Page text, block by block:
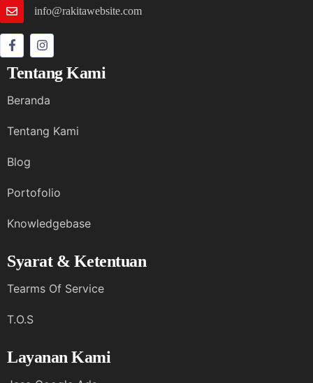
info@rakitawebsite.com
Tentang Kami
Beranda
Tentang Kami
Blog
Portofolio
Knowledgebase
Syarat & Ketentuan
Tearms Of Service
T.O.S
Layanan Kami